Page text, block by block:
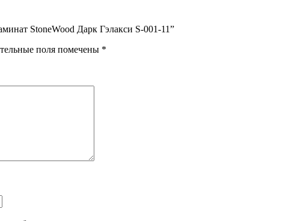
StoneWood Дарк Гэлакси S-001-11”
поля помечены *